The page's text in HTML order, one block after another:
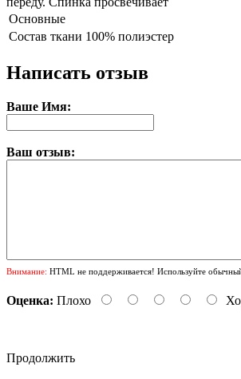
Основные
Состав ткани 100% полиэстер
Написать отзыв
Ваше Имя:
Ваш отзыв:
Внимание: HTML не поддерживается! Используйте обычный
Оценка: Плохо
Продолжить